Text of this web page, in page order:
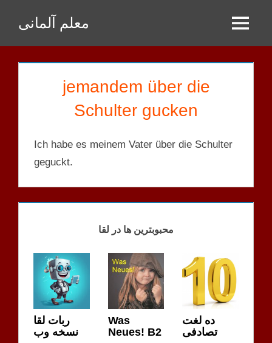
Inhalt
springen
معلم آلمانی Menu
jemandem über die
Schulter gucken
Ich habe es meinem Vater über die Schulter
geguckt.
محبوبترین ها در لقا
ربات لقا
نسخه وب
Was
Neues! B2
ده لغت
تصادفی